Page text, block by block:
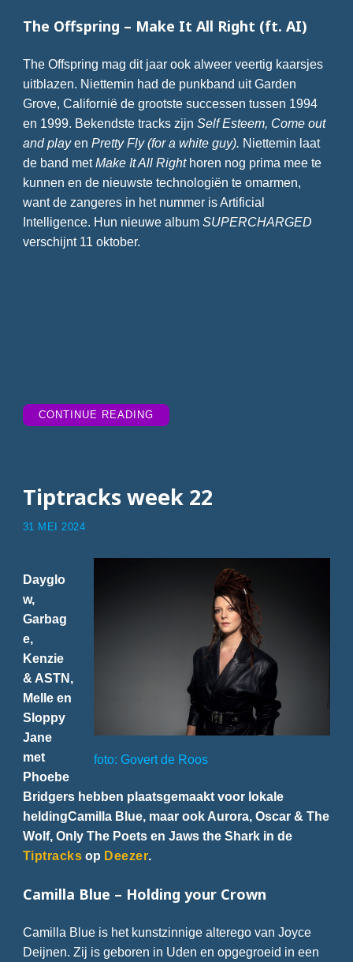
The Offspring – Make It All Right (ft. AI)
The Offspring mag dit jaar ook alweer veertig kaarsjes
uitblazen. Niettemin had de punkband uit Garden
Grove, Californië de grootste successen tussen 1994
en 1999. Bekendste tracks zijn Self Esteem, Come out
and playen Pretty Fly (for a white guy). Niettemin laat
de band metMake It All Right horen nog prima mee te
kunnen en de nieuwste technologiën te omarmen,
want de zangeres in het nummer is Artificial
Intelligence. Hun nieuwe album SUPERCHARGED
verschijnt 11 oktober.
CONTINUE READING“TITPRACKS
WEEK
Tiptracks week 22
31 MEI 2024
foto: Govert de Roos
Dayglo
w,
Garbag
e,
Kenzie
& ASTN,
Melle en
Sloppy
Jane
met
Phoebe
Bridgers hebben plaatsgemaakt voor lokale
heldingCamilla Blue, maar ook Aurora, Oscar & The
Wolf, Only The Poets en Jaws the Shark in de
Tiptracks op Deezer.
Camilla Blue – Holding your Crown
Camilla Blue is het kunstzinnige alterego van Joyce
Deijnen. Zij is geboren in Uden en opgegroeid in een